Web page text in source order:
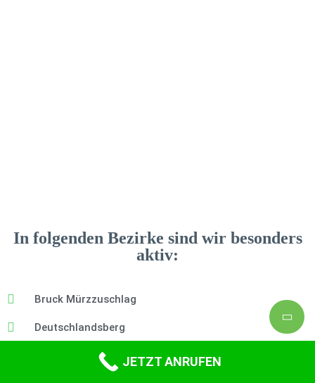
In folgenden Bezirke sind wir besonders
aktiv:
Bruck Mürzzuschlag
Deutschlandsberg
JETZT ANRUFEN